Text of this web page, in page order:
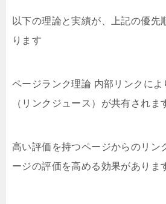
以下の理論と実績が、上記の優先
ります
ページランク理論 内部リンクに
（リンクジュース）が共有されま
高い評価を持つページからのリン
ージの評価を高める効果がありま